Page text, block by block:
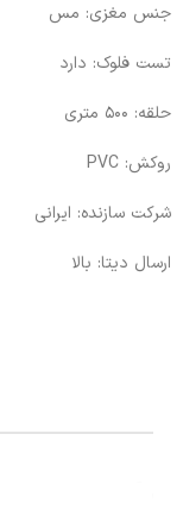
جنس مغزی: مس
تست فلوک: دارد
حلقه: 500 متری
روکش: PVC
شرکت سازنده: ایرانی
ارسال دیتا: بالا